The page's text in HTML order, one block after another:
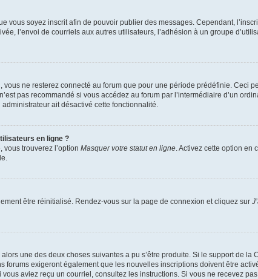
vous soyez inscrit afin de pouvoir publier des messages. Cependant,
l’envoi de courriels aux autres utilisateurs, l’adhésion à un groupe
ne resterez connecté au forum que pour une période prédéfinie. Ceci
pas recommandé si vous accédez au forum par l’intermédiaire d’un
ait désactivé cette fonctionnalité.
en ligne ?
vous trouverez l’option Masquer votre statut en ligne. Activez cette option en
être réinitialisé. Rendez-vous sur la page de connexion et cliquez sur
une des deux choses suivantes a pu s’être produite. Si le support de
exigeront également que les nouvelles inscriptions doivent être
aviez reçu un courriel, consultez les instructions. Si vous ne recevez